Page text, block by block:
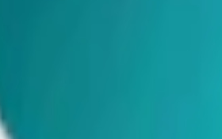
vanligtvis inom 24 timmar på vardagar.